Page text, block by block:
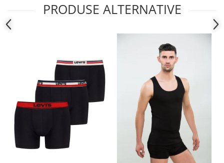
PRODUSE ALTERNATIVE